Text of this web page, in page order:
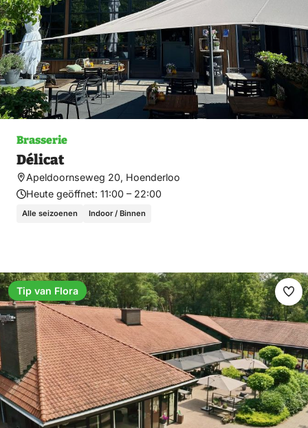
Brasserie
Délicat
Apeldoornseweg 20, Hoenderloo
Heute geöffnet: 11:00 – 22:00
Alle seizoenen Indoor / Binnen
Tip van Flora